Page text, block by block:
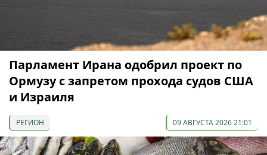
Парламент Ирана одобрил проект по
Ормузу с запретом прохода судов США
и Израиля
РЕГИОН 09 АВГУСТА 2026 21:01